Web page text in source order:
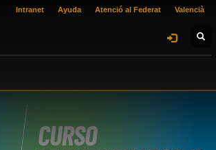
Intranet Ayuda Atenció al Federat Valencià